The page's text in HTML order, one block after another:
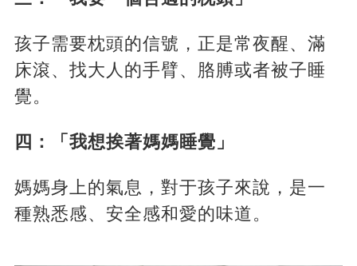
孩子需要枕頭的信號，正是常夜醒、滿
床滾、找大人的手臂、胳膊或者被子睡
覺。
四：「我想挨著媽媽睡覺」
媽媽身上的氣息，對于孩子來說，是一
種熟悉感、安全感和愛的味道。